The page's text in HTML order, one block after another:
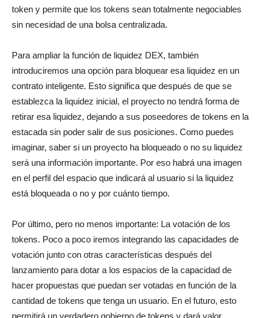
token y permite que los tokens sean totalmente negociables
sin necesidad de una bolsa centralizada.
Para ampliar la función de liquidez DEX, también
introduciremos una opción para bloquear esa liquidez en un
contrato inteligente. Esto significa que después de que se
establezca la liquidez inicial, el proyecto no tendrá forma de
retirar esa liquidez, dejando a sus poseedores de tokens en la
estacada sin poder salir de sus posiciones. Como puedes
imaginar, saber si un proyecto ha bloqueado o no su liquidez
será una información importante. Por eso habrá una imagen
en el perfil del espacio que indicará al usuario si la liquidez
está bloqueada o no y por cuánto tiempo.
Por último, pero no menos importante: La votación de los
tokens. Poco a poco iremos integrando las capacidades de
votación junto con otras características después del
lanzamiento para dotar a los espacios de la capacidad de
hacer propuestas que puedan ser votadas en función de la
cantidad de tokens que tenga un usuario. En el futuro, esto